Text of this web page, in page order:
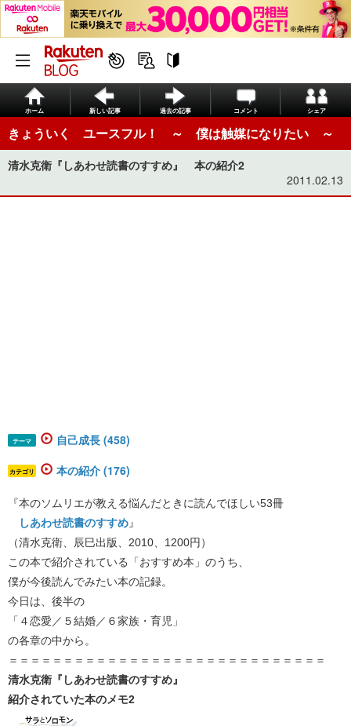
ホーム 新しい記事 過去の記事 コメント シェア
きょういく ユースフル！ ～ 僕は触媒になりたい ～
清水克衛『しあわせ読書のすすめ』 本の紹介2
2011.02.13
テーマ 自己成長 (458)
カテゴリ 本の紹介 (176)
『本のソムリエが教える悩んだときに読んでほしい53冊
しあわせ読書のすすめ』
（清水克衛、辰巳出版、2010、1200円）
この本で紹介されている「おすすめ本」のうち、
僕が今後読んでみたい本の記録。
今日は、後半の
「４恋愛／５結婚／６家族・育児」
の各章の中から。
＝＝＝＝＝＝＝＝＝＝＝＝＝＝＝＝＝＝＝＝＝＝＝＝＝＝＝＝＝
清水克衛『しあわせ読書のすすめ』
紹介されていた本のメモ2